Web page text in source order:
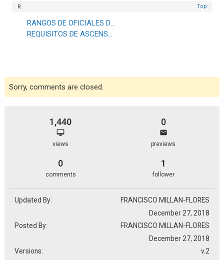
Top
R
RANGOS DE OFICIALES DE LAS FUERZAS ARMADAS USA
REQUISITOS DE ASCENSO DE RANGO (PERSONAL ENLISTADO)
Sorry, comments are closed.
1,440
views
0
previews
0
comments
1
follower
Updated By:
FRANCISCO MILLAN-FLORES
December 27, 2018
Posted By:
FRANCISCO MILLAN-FLORES
December 27, 2018
Versions:
v.2